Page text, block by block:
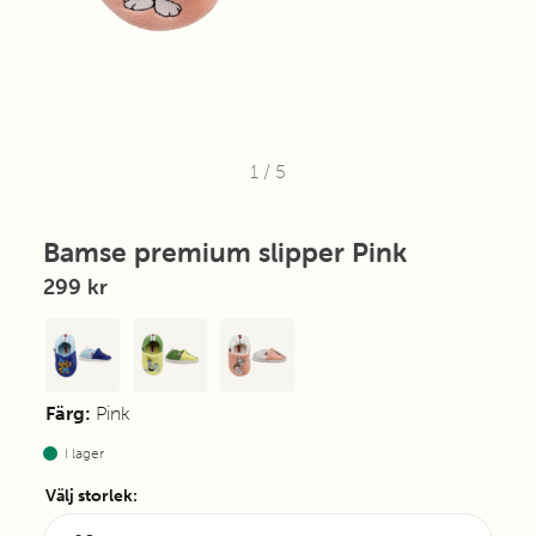
1 / 5
Bamse premium slipper Pink
299 kr
Färg: Pink
I lager
Välj storlek: